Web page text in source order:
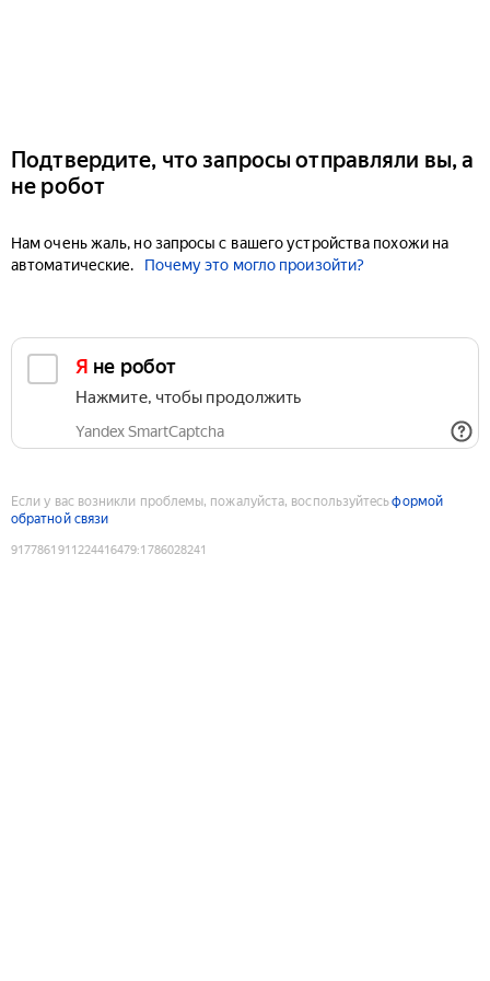
Подтвердите, что запросы отправляли вы, а
не робот
Нам очень жаль, но запросы с вашего устройства похожи на
автоматические.
Почему это могло произойти?
Я не робот
Нажмите, чтобы продолжить
Yandex SmartCaptcha
Если у вас возникли проблемы, пожалуйста, воспользуйтесьформой
обратной связи
9177861911224416479:1786028241